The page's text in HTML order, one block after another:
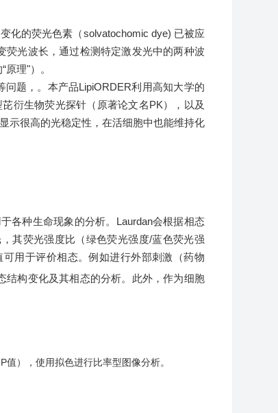
化的荧光色素（solvatochomic dye) 已被应
荧光波长，通过检测特定激发光中的两种波
理"）。
题，。本产品LipiORDER利用高知大学的
衍生物荧光探针（原著论文名PK），以及
示很高的光稳定性，在活细胞中也能维持化
各种生命现象的分析。Laurdan会根据相态
其荧光强度比（绿色荧光强度/蓝色荧光强
可用于评价相态。例如进行外部刺激（药物
结构变化及其相态的分析。此外，作为细胞
），使用拟色进行比率型图像分析。